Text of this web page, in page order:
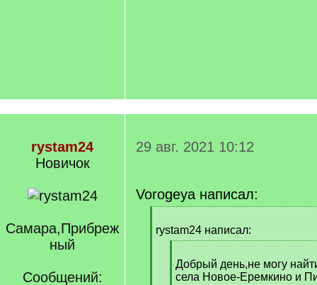
rystam24
Новичок
Самара,Прибреж
ный
Сообщений:
29 авг. 2021 10:12
Vorogeya написал:
q
rystam24 написал:
q
]
Добрый день,не могу
села Новое-Еремкино и